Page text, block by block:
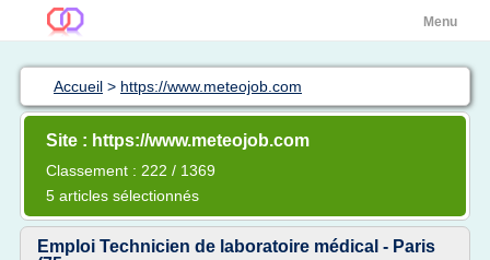
Menu
Accueil > https://www.meteojob.com
Site : https://www.meteojob.com
Classement : 222 / 1369
5 articles sélectionnés
Emploi Technicien de laboratoire médical - Paris